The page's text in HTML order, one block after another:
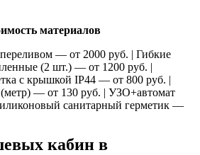
материалов
— от 2000 руб. | Гибкие
(2 шт.) — от 1200 руб. |
с крышкой IP44 — от 800 руб. |
— от 130 руб. | УЗО+автомат
санитарный герметик —
кабин в